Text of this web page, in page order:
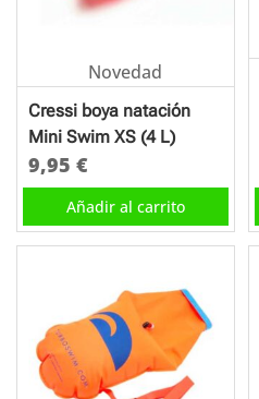
Novedad
Cressi boya natación
Mini Swim XS (4 L)
9,95 €
Añadir al carrito